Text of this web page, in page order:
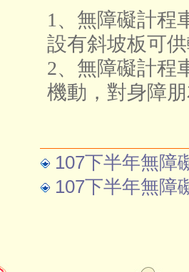
1 、無障礙計程
設有斜坡板可
2、無障礙計程
機動，對身障
107下半年無障
107下半年無障